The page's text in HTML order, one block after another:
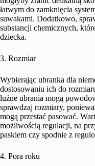
łatwym do zamknięcia
suwakami. Dodatkowo,
substancji chemicznych,
dziecka.
3. Rozmiar
Wybierając ubranka dla
dostosowaniu ich do
luźne ubrania mogą
sprawdzaj rozmiary,
mogą przestać pasować.
możliwością regulacji, na
paskiem czy spodnie z
4. Pora roku